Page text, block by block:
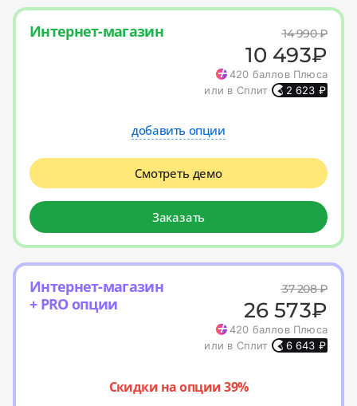
Интернет-магазин 14 990₽
10 493₽
420 баллов Плюса
или в Сплит
2 623 ₽
добавить опции
Смотреть демо
Заказать
Интернет-магазин
+ PRO опции
37 208₽
26 573₽
420 баллов Плюса
или в Сплит
6 643 ₽
Скидки на опции 39%